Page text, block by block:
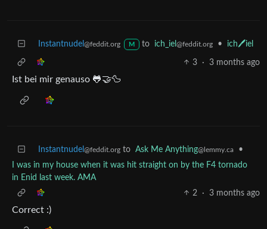
Instantnudel @feddit.org M to ich_iel @feddit.org • ich🖊️iel
3 · 3 months ago
Ist bei mir genauso 🐸🤝🦆
Instantnudel @feddit.org to Ask Me Anything@lemmy.ca
•
I was in my house when it was hit straight on by the F4 tornado
in Enid last week. AMA
2
· 3 months ago
Correct :)